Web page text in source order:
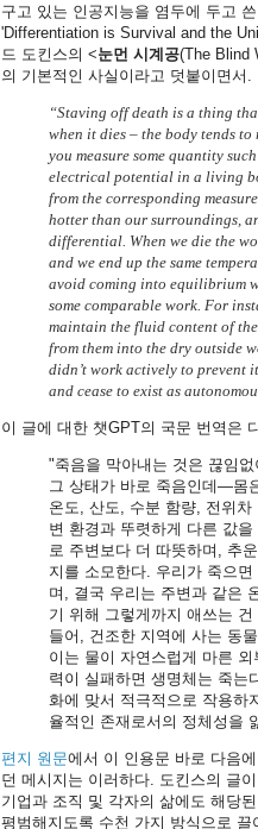
구고 있는 인공지능을 염두에 두고
'Differentiation is Survival and the
드 도킨스의 <눈먼 시계공(The Blind
의 기본적인 사실이라고 덧붙이면서.
“Staving off death is a thing
when it dies – the body tends
you measure some quantity
electrical potential in a living
from the corresponding
hotter than our surroundings,
differential. When we die the
and we end up the same
avoid coming into equilibrium
some comparable work. For
maintain the fluid content of
from them into the dry outside
didn’t work actively to prevent
and cease to exist as
이 글에 대한 챗GPT의 국문 번역은
"죽음을 막아내는 것은 끊임
그 상태가 바로 죽음인데—몸
온도, 산도, 수분 함량, 전위
변 환경과 뚜렷하게 다른 값
로 주변보다 더 따뜻하며, 추
지를 소모한다. 우리가 죽으
며, 결국 우리는 주변과 같은
기 위해 그렇게까지 애쓰는
들어, 건조한 지역에 사는 동
이는 물이 자연스럽게 마른
력이 실패하면 생명체는 죽는
화에 맞서 적극적으로 작용하
율적인 존재로서의 정체성을
편지 원문에서 이 인용문 바로 다음
던 메시지는 이러하다. 도킨스의 글
기업과 조직 및 각자의 삶에도 해당
평범해지도록 수천 가지 방식으로